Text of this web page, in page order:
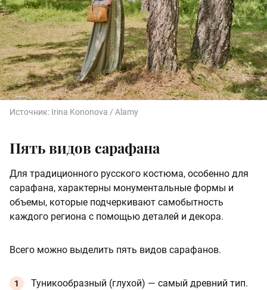
Источник: Irina Kononova / Alamy
Пять видов сарафана
Для традиционного русского костюма, особенно для
сарафана, характерны монументальные формы и
объемы, которые подчеркивают самобытность
каждого региона с помощью деталей и декора.
Всего можно выделить пять видов сарафанов.
Туникообразный (глухой) — самый древний тип.